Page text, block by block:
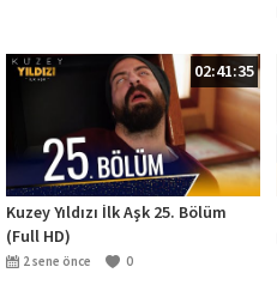
02:41:35
Kuzey Yıldızı İlk Aşk 25. Bölüm
(Full HD)
2 sene önce 0